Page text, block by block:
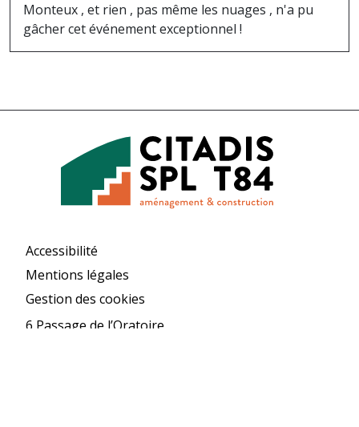
Monteux , et rien , pas même les nuages , n'a pu
gâcher cet événement exceptionnel !
Accessibilité
Mentions légales
Gestion des cookies
6 Passage de l’Oratoire